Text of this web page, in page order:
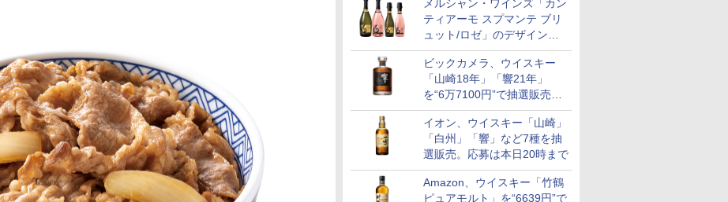
メルシャン・ワインズ「カン
ティアーモ スプマンテ ブリ
ュット/ロゼ」のデザインを
リニューアル。ハーフボトル
も登場
ビックカメラ、ウイスキー
「山崎18年」「響21年」
を“6万7100円”で抽選販売。
店頭で9日まで受付
イオン、ウイスキー「山崎」
「白州」「響」など7種を抽
選販売。応募は本日20時まで
Amazon、ウイスキー「竹鶴
ピュアモルト」を“6639円”で